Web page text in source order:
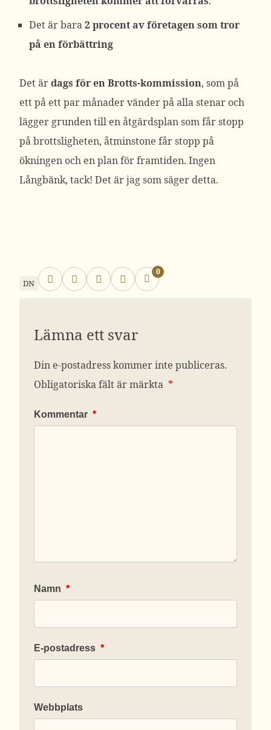
Det är bara2 procent av företagen som tror
på en förbättring
Det ärdags för en Brotts-kommission, som på
ett på ett par månader vänder på alla stenar och
lägger grunden till en åtgärdsplan som får stopp
på brottsligheten, åtminstone får stopp på
ökningen och en plan för framtiden. Ingen
Långbänk, tack! Det är jag som säger detta.
DN
0
Lämna ett svar
Din e-postadress kommer inte publiceras.
Obligatoriska fält är märkta *
Kommentar *
Namn *
E-postadress *
Webbplats